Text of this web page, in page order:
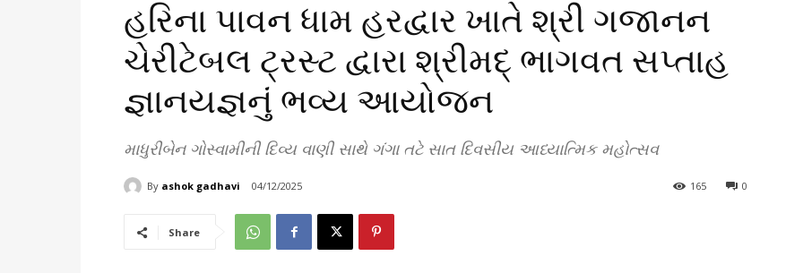
હરિના પાવન ધામ હરદ્વાર ખાતે શ્રી ગજાનન
ચેરીટેબલ ટ્રસ્ટ દ્વારા શ્રીમદ્ ભાગવત સપ્તાહ
જ્ઞાનયજ્ઞનું ભવ્ય આયોજન
માધુરીબેન ગોસ્વામીની દિવ્ય વાણી સાથે ગંગા તટે સાત દિવસીય આધ્યાત્મિક મહોત્સવ
By ashok gadhavi 04/12/2025 0
165
Share